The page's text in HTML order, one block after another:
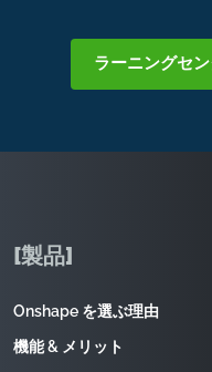
ラーニングセ
[製品]
Onshape を選ぶ理由
機能 & メリット